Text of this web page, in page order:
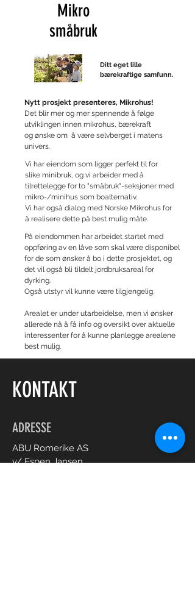
Mikro
småbruk
Ditt eget lille
bærekraftige samfunn.
Nytt prosjekt presenteres, Mikrohus!
Det blir mer og mer spennende å følge
utviklingen innen mikrohus, bærekraft
og ønske om å være selvberget i matens
univers.
Vi har eiendom som ligger perfekt til for
slike minibruk, og vi arbeider med å
tilrettelegge for to "småbruk"-seksjoner med
mikro-/minihus som boalternativ.
Vi har også dialog med Norske Mikrohus for
å realisere dette på best mulig måte.
På eiendommen har arbeidet startet med
oppføring av en låve som skal være disponibel
for de som ønsker å bo i dette prosjektet, og
det vil også bli tildelt jordbruksareal for
dyrking.
Også utstyr vil kunne være tilgjengelig.
Arealet er under utarbeidelse, men vi ønsker
allerede nå å få info og oversikt over aktuelle
interessenter for å kunne planlegge arealene
best mulig.
KONTAKT
ADRESSE
ABU Romerike AS
v/ Espen Jansen